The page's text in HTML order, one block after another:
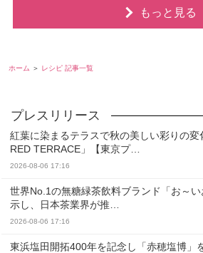
もっと見る
ホーム レシピ 記事一覧
紅葉に染まるテラスで秋の美しい彩りの
RED TERRACE」【東京プ…
2026-08-06 17:16
世界No.1の無糖緑茶飲料ブランド「お～
示し、日本茶業界が推…
2026-08-06 17:16
東浜塩田開拓400年を記念し「赤穂塩博」